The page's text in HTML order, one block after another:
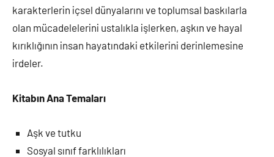
karakterlerin içsel dünyalarını ve toplumsal baskılarla
olan mücadelelerini ustalıkla işlerken, aşkın ve hayal
kırıklığının insan hayatındaki etkilerini derinlemesine
irdeler.
Kitabın Ana Temaları
Aşk ve tutku
Sosyal sınıf farklılıkları